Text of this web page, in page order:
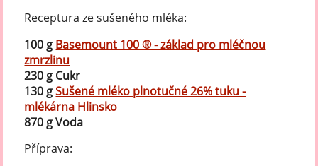
Receptura ze sušeného mléka:
100 g Basemount 100 ® - základ pro mléčnou
zmrzlinu
230 g Cukr
130 gSušené mléko plnotučné 26% tuku -
mlékárna Hlinsko
870 g Voda
Příprava: